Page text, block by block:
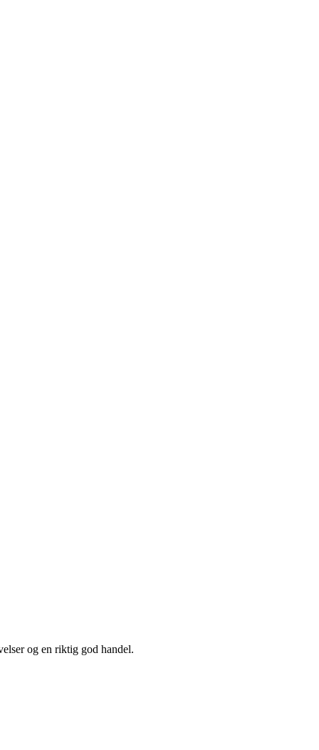
og en riktig god handel.